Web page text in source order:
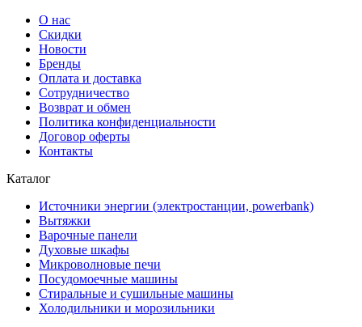
О нас
Скидки
Новости
Бренды
Оплата и доставка
Сотрудничество
Возврат и обмен
Политика конфиденциальности
Договор оферты
Контакты
Каталог
Источники энергии (электростанции, powerbank)
Вытяжки
Варочные панели
Духовые шкафы
Микроволновые печи
Посудомоечные машины
Стиральные и сушильные машины
Холодильники и морозильники